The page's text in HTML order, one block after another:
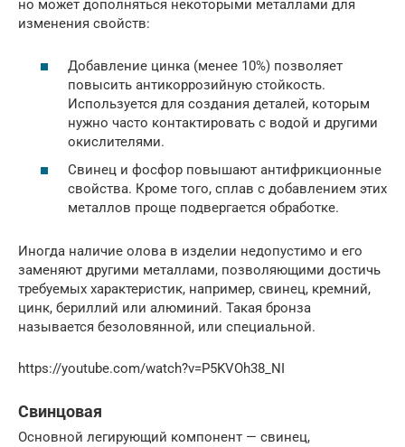
но может дополняться некоторыми металлами для
изменения свойств:
Добавление цинка (менее 10%) позволяет
повысить антикоррозийную стойкость.
Используется для создания деталей, которым
нужно часто контактировать с водой и другими
окислителями.
Свинец и фосфор повышают антифрикционные
свойства. Кроме того, сплав с добавлением этих
металлов проще подвергается обработке.
Иногда наличие олова в изделии недопустимо и его
заменяют другими металлами, позволяющими достичь
требуемых характеристик, например, свинец, кремний,
цинк, бериллий или алюминий. Такая бронза
называется безоловянной, или специальной.
https://youtube.com/watch?v=P5KVOh38_NI
Свинцовая
Основной легирующий компонент — свинец,